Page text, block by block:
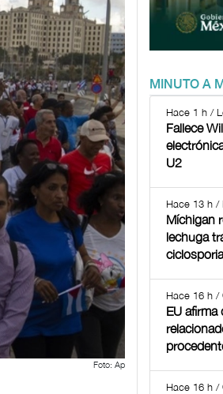
Foto: Ap
MINUTO A
Hace 1 h /
Fallece
U2
Hace 13 h /
Míchigan
lechuga
Hace 16 h /
EU
Hace 16 h /